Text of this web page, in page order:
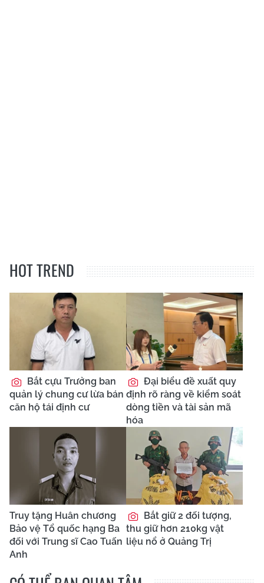
HOT TREND
Bắt cựu Trưởng ban
quản lý chung cư lừa bán
căn hộ tái định cư
Đại biểu đề xuất quy
định rõ ràng về kiểm soát
dòng tiền và tài sản mã
hóa
Truy tặng Huân chương
Bảo vệ Tổ quốc hạng Ba
đối với Trung sĩ Cao Tuấn
Anh
Bắt giữ 2 đối tượng,
thu giữ hơn 210kg vật
liệu nổ ở Quảng Trị